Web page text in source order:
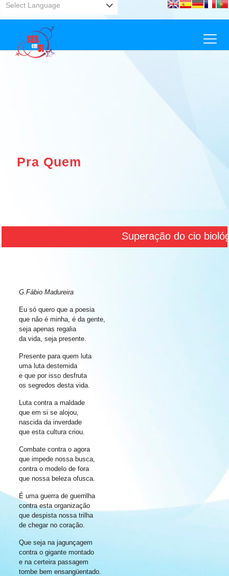
Pra Quem
Superação do cio
G.Fábio Madureira
Eu só quero que a poesia
que não é minha, é da gente,
seja apenas regalia
da vida, seja presente.
Presente para quem luta
uma luta destemida
e que por isso desfruta
os segredos desta vida.
Luta contra a maldade
que em si se alojou,
nascida da inverdade
que esta cultura criou.
Combate contra o agora
que impede nossa busca,
contra o modelo de fora
que nossa beleza ofusca.
É uma guerra de guerrilha
contra esta organização
que despista nossa trilha
de chegar no coração.
Que seja na jagunçagem
contra o gigante montado
e na certeira passagem
tombe bem ensangüentado.